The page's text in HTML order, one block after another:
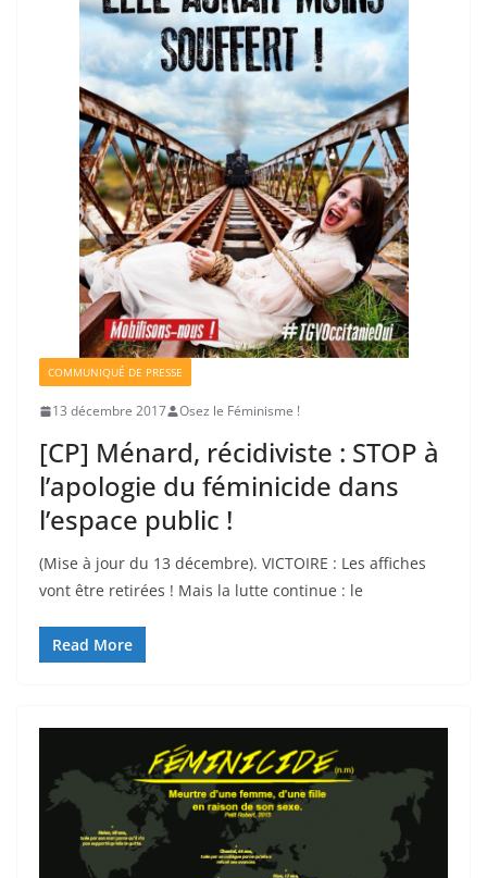
COMMUNIQUÉ DE PRESSE
13 décembre 2017 Osez le Féminisme !
[CP] Ménard, récidiviste : STOP à
l’apologie du féminicide dans
l’espace public !
(Mise à jour du 13 décembre). VICTOIRE : Les affiches
vont être retirées ! Mais la lutte continue : le
Read More